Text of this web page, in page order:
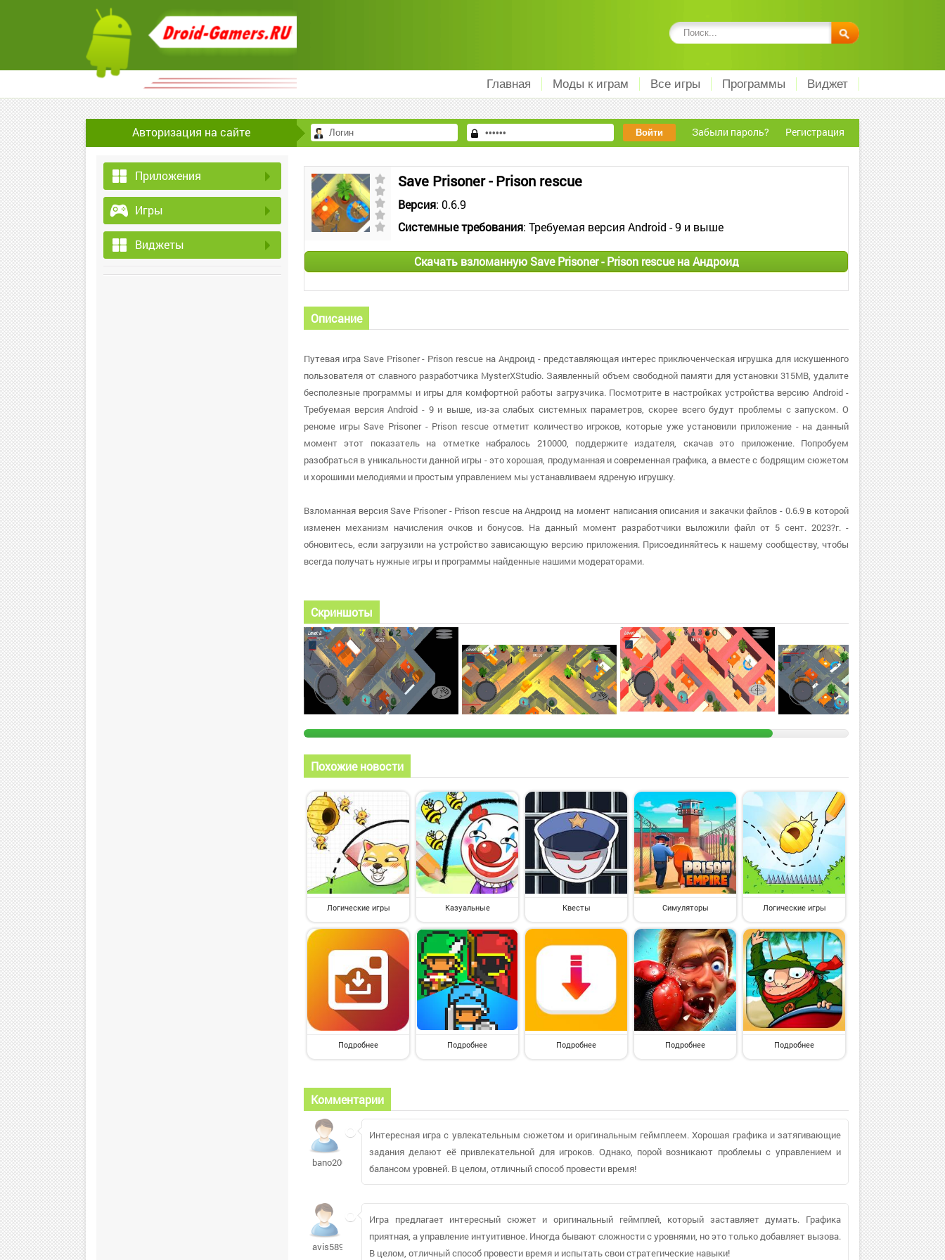
Главная Моды к играм Все игры Программы Виджет
Авторизация на сайте Забыли пароль? Регистрация
Приложения
Игры
Виджеты
Save Prisoner - Prison rescue
Версия: 0.6.9
Системные требования: Требуемая версия Android - 9 и выше
Скачать взломанную Save Prisoner - Prison rescue на Андроид
Описание
Путевая игра Save Prisoner - Prison rescue на Андроид - представляющая интерес приключенческая игрушка для искушенного
пользователя от славного разработчика MysterXStudio. Заявленный объем свободной памяти для установки 315MB, удалите
бесполезные программы и игры для комфортной работы загрузчика. Посмотрите в настройках устройства версию Android -
Требуемая версия Android - 9 и выше, из-за слабых системных параметров, скорее всего будут проблемы с запуском. О
реноме игры Save Prisoner - Prison rescue отметит количество игроков, которые уже установили приложение - на данный
момент этот показатель на отметке набралось 210000, поддержите издателя, скачав это приложение. Попробуем
разобраться в уникальности данной игры - это хорошая, продуманная и современная графика, а вместе с бодрящим сюжетом
и хорошими мелодиями и простым управлением мы устанавливаем ядреную игрушку.
Взломанная версия Save Prisoner - Prison rescue на Андроид на момент написания описания и закачки файлов - 0.6.9 в которой
изменен механизм начисления очков и бонусов. На данный момент разработчики выложили файл от 5 сент. 2023?г. -
обновитесь, если загрузили на устройство зависающую версию приложения. Присоединяйтесь к нашему сообществу, чтобы
всегда получать нужные игры и программы найденные нашими модераторами.
Скриншоты
Похожие новости
Логические игры Казуальные Квесты Симуляторы Логические игры
Подробнее Подробнее Подробнее Подробнее Подробнее
Комментарии
bano2007
Интересная игра с увлекательным сюжетом и оригинальным геймплеем. Хорошая графика и затягивающие
задания делают её привлекательной для игроков. Однако, порой возникают проблемы с управлением и
балансом уровней. В целом, отличный способ провести время!
avis58910
Игра предлагает интересный сюжет и оригинальный геймплей, который заставляет думать. Графика
приятная, а управление интуитивное. Иногда бывают сложности с уровнями, но это только добавляет вызова.
В целом, отличный способ провести время и испытать свои стратегические навыки!